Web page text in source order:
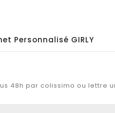
Personnalisé GIRLY
48h par colissimo ou lettre